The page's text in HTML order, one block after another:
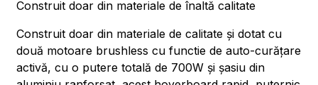
Construit doar din materiale de înaltă calitate
Construit doar din materiale de calitate și dotat cu
două motoare brushless cu functie de auto-curățare
activă, cu o putere totală de 700W și șasiu din